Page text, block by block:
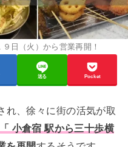
日（火）から営業再開！
送る Pocket
れ、徐々に街の活気が取
「 小倉宿 駅から三十歩横